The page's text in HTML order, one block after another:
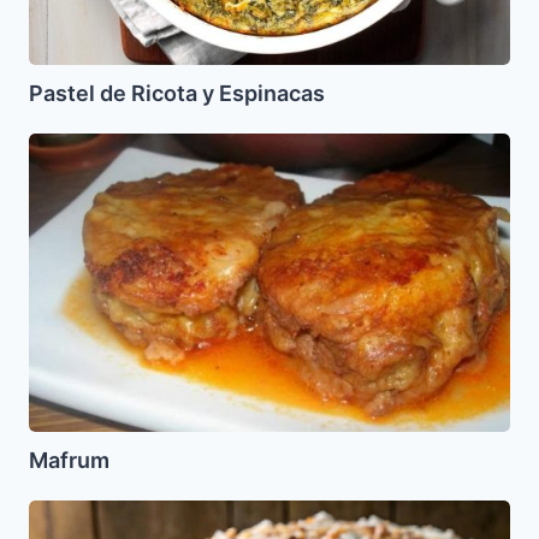
Pastel de Ricota y Espinacas
Mafrum
Mafrum
Torta